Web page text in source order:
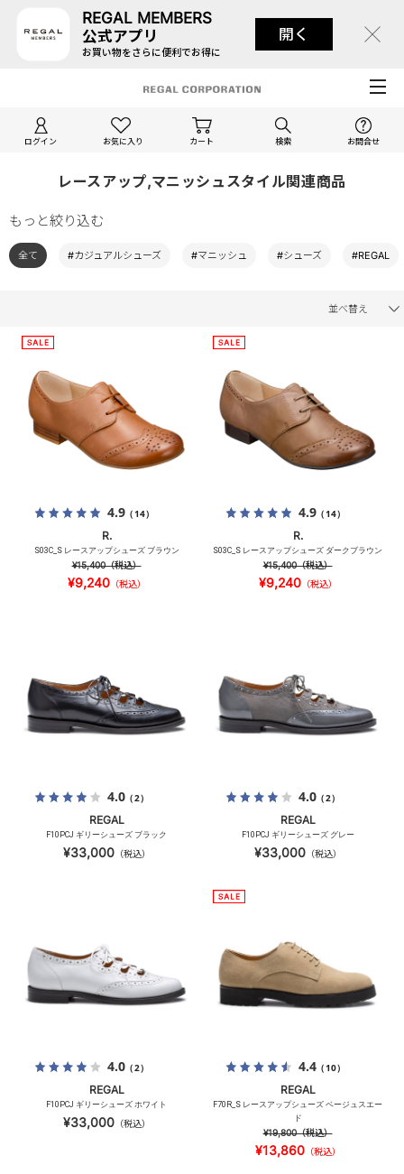
REGAL MEMBERS
公式アプリ
お買い物をさらに便利でお得に
開く
ログイン お気に入り カート 検索 お問合せ
レースアップ,マニッシュスタイル関連商品
もっと絞り込む
全て #カジュアルシューズ #マニッシュ #シューズ #REGAL
並べ替え
4.9（14）
R.
S03C_S レースアップシューズ ブラウン
¥15,400（税込）
¥9,240（税込）
4.9（14）
R.
S03C_S レースアップシューズ ダークブラウン
¥15,400（税込）
¥9,240（税込）
4.0（2）
REGAL
F10PCJ ギリーシューズ ブラック
¥33,000（税込）
4.0（2）
REGAL
F10PCJ ギリーシューズ グレー
¥33,000（税込）
4.0（2）
REGAL
F10PCJ ギリーシューズ ホワイト
¥33,000（税込）
4.4（10）
REGAL
F70R_S レースアップシューズ ベージュスエー
ド
¥19,800（税込）
¥13,860（税込）